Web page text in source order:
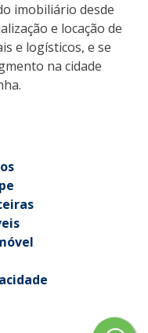
imobiliário desde
e locação de
e logísticos, e se
na cidade